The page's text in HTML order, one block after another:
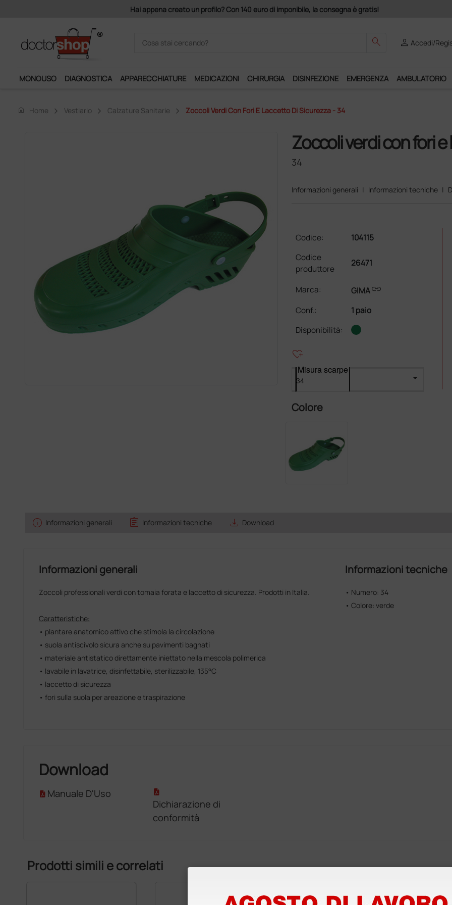
140 euro di imponibile, la consegna è gratis!
search personAccedi/
MONOUSO DIAGNOSTICA APPARECCHIATURE MEDICAZIONI CHIRURGIA DISINFEZIONE EMERGENZA AMBULATORIO
home Home Vestiario Calzature Sanitarie Zoccoli Verdi Con Fori E Laccetto Di Sicurezza - 34
Zoccoli verdi con fori
34
Informazioni generali | Informazioni tecniche |
Codice:
104115
Codice
produttore
26471
Marca: GIMAlink
Conf.:
1 paio
Disponibilità:
heart_plus
Misura scarpe
Colore
info Informazioni generali assignment Informazioni tecniche save_alt Download
Informazioni generali
Zoccoli professionali verdi con tomaia forata e laccetto di sicurezza. Prodotti in Italia.
Caratteristiche:
• plantare anatomico attivo che stimola la circolazione
• suola antiscivolo sicura anche su pavimenti bagnati
• materiale antistatico direttamente iniettato nella mescola polimerica
• lavabile in lavatrice, disinfettabile, sterilizzabile, 135°C
• laccetto di sicurezza
• fori sulla suola per areazione e traspirazione
Informazioni tecniche
• Numero: 34
• Colore: verde
Download
Manuale D'Uso
Dichiarazione di
conformità
Prodotti simili e correlati